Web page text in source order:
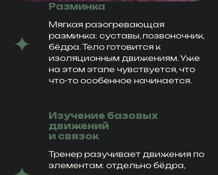
Разминка
Мягкая разогревающая
разминка: суставы, позвоночник,
бёдра. Тело готовится к
изоляционным движениям. Уже
на этом этапе чувствуется, что
что-то особенное начинается.
Изучение базовых
движений
и связок
Тренер разучивает движения по
элементам: отдельно бёдра,